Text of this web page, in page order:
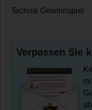
Technik Gewinnspiel
Verpassen Sie